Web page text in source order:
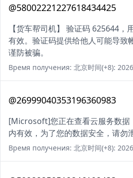
@58002221227618434425
【货车帮司机】 验证码 625644，
有效。验证码提供给他人可能导致
谨防被骗。
Время получения: 北京时间(+8):
@26999040353196360983
[Microsoft]您正在查看云服务数据
内有效，为了您的数据安全，请勿
Время получения: 北京时间(+8):